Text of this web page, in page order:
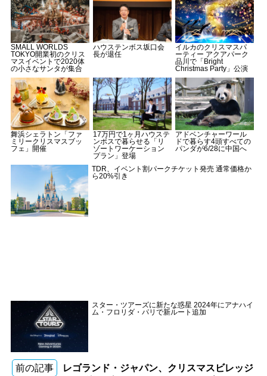
SMALL WORLDS
TOKYO開業初のクリス
マスイベントで2020体
の小さなサンタが集合
ハウステンボス坂口会
長が退任
イルカのクリスマスパ
ーティー アクアパーク
品川で「Bright
Christmas Party」公演
舞浜シェラトン「ファ
ミリークリスマスブッ
フェ」開催
17万円で1ヶ月ハウステ
ンボスで暮らせる「リ
ゾートワーケーション
プラン」登場
アドベンチャーワール
ドで暮らす4頭すべての
パンダが6/28に中国へ
TDR、イベント割パークチケット発売 通常価格か
ら20%引き
スター・ツアーズに新たな惑星 2024年にアナハイ
ム・フロリダ・パリで新ルート追加
前の記事
レゴランド・ジャパン、クリスマスビレッジ